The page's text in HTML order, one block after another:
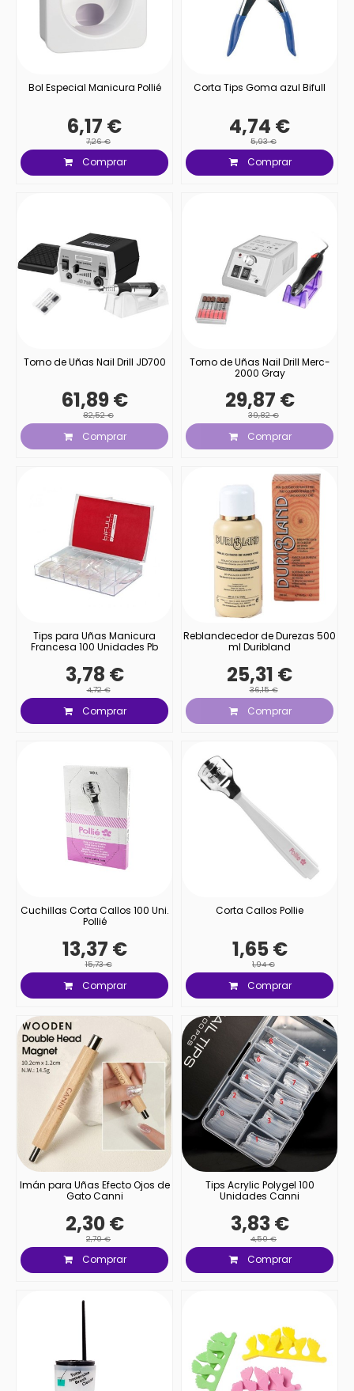
Bol Especial Manicura Pollié
6,17 €
7,26 €
Comprar
Corta Tips Goma azul Bifull
4,74 €
5,93 €
Comprar
Torno de Uñas Nail Drill JD700
61,89 €
82,52 €
Comprar
Torno de Uñas Nail Drill Merc-
2000 Gray
29,87 €
39,82 €
Comprar
Tips para Uñas Manicura
Francesa 100 Unidades Pb
3,78 €
4,72 €
Comprar
Reblandecedor de Durezas 500
ml Duribland
25,31 €
36,15 €
Comprar
Cuchillas Corta Callos 100 Uni.
Pollié
13,37 €
15,73 €
Comprar
Corta Callos Pollie
1,65 €
1,94 €
Comprar
Imán para Uñas Efecto Ojos de
Gato Canni
2,30 €
2,70 €
Comprar
Tips Acrylic Polygel 100
Unidades Canni
3,83 €
4,50 €
Comprar